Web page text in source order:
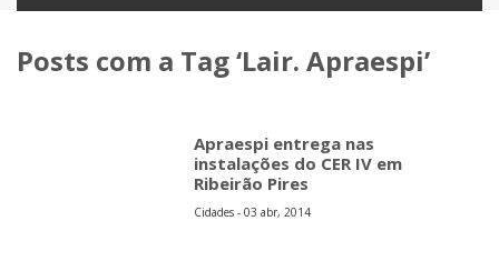
Posts com a Tag ‘Lair. Apraespi’
Apraespi entrega nas
instalações do CER IV em
Ribeirão Pires
Cidades - 03 abr, 2014